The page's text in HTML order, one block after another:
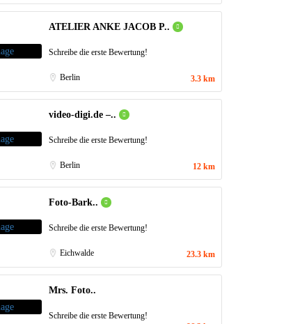
ATELIER ANKE JACOB P..
Schreibe die erste Bewertung!
Berlin 3.3 km
video-digi.de –..
Schreibe die erste Bewertung!
Berlin 12 km
Foto-Bark..
Schreibe die erste Bewertung!
Eichwalde 23.3 km
Mrs. Foto..
Schreibe die erste Bewertung!